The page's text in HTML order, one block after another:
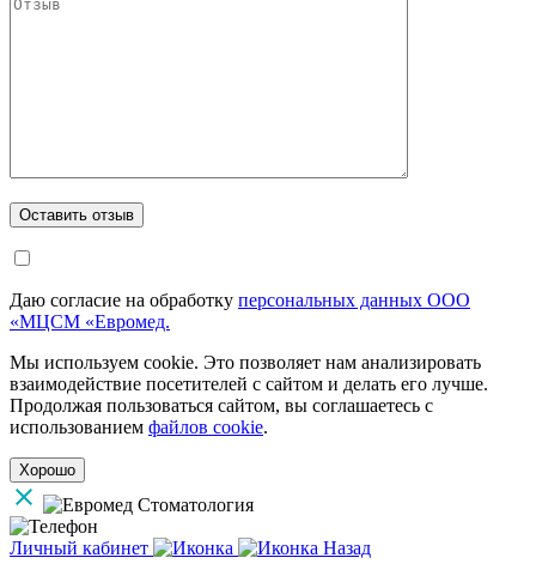
Даю согласие на обработку персональных данных ООО
«МЦСМ «Евромед.
Мы используем cookie. Это позволяет нам анализировать
взаимодействие посетителей с сайтом и делать его лучше.
Продолжая пользоваться сайтом, вы соглашаетесь с
использованием файлов cookie.
Хорошо
Личный кабинет
Назад